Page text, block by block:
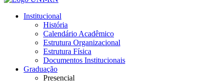
Institucional
História
Calendário Acadêmico
Estrutura Organizacional
Estrutura Física
Documentos Institucionais
Graduação
Presencial